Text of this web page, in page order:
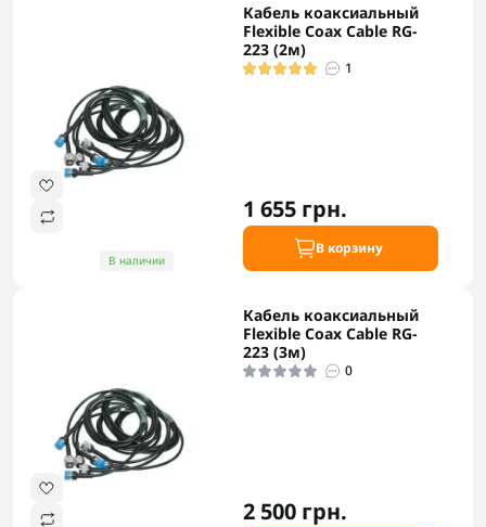
В наличии
Кабель коаксиальный
Flexible Coax Cable RG-
223 (2м)
1
1 655 грн.
В корзину
Кабель коаксиальный
Flexible Coax Cable RG-
223 (3м)
0
2 500 грн.